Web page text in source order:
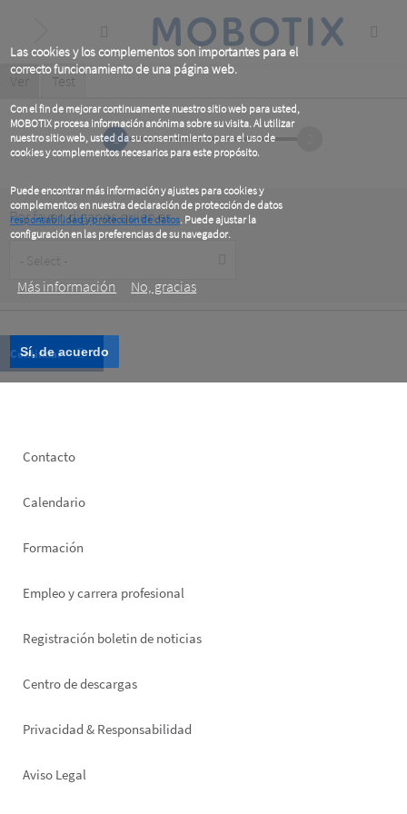
Las cookies y los complementos son importantes para el
correcto funcionamiento de una página web.
Con el fin de mejorar continuamente nuestro sitio web para usted,
MOBOTIX procesa información anónima sobre su visita. Al utilizar
nuestro sitio web, usted da su consentimiento para el uso de
cookies y complementos necesarios para este propósito.
Puede encontrar más información y ajustes para cookies y
complementos en nuestra declaración de protección de datos
responsabilidad y protección de datos. Puede ajustar la
configuración en las preferencias de su navegador.
Más información
No, gracias
Sí, de acuerdo
content
Primary
tabs
Ver (active
Test
1
Por favor, diganos quién es
Type
Footer
Contacto
Calendario
Formación
Empleo y carrera profesional
Registración boletin de noticias
Footer
Centro de descargas
Privacidad & Responsabilidad
Aviso Legal